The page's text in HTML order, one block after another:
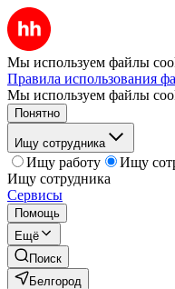
Мы используем файлы
Правила использования
Мы используем файлы
Понятно
Ищу сотрудника
Ищу работу
Ищу
Ищу сотрудника
Сервисы
Помощь
Ещё
Поиск
Белгород